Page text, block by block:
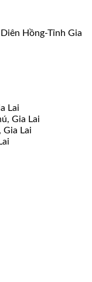
Hồng-Tỉnh Gia
Lai
Gia Lai
Gia Lai